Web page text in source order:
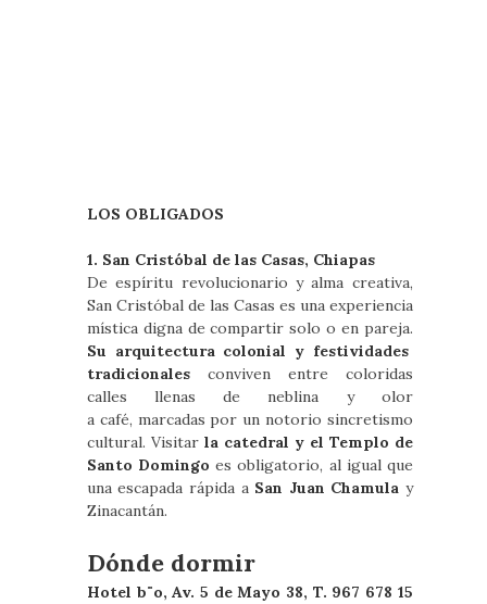
LOS OBLIGADOS
1. San Cristóbal de las Casas, Chiapas
De espíritu revolucionario y alma creativa,
San Cristóbal de las Casas es una experiencia
mística digna de compartir solo o en pareja.
Su arquitectura colonial y festividades
tradicionalesconviven entre coloridas
calles llenas de neblina y olor
a café, marcadas por un notorio sincretismo
cultural. Visitar la catedral y el Templo de
Santo Domingo es obligatorio, al igual que
una escapada rápida a San Juan Chamula y
Zinacantán.
Dónde dormir
Hotel b¨o, Av. 5 de Mayo 38, T. 967 678 15